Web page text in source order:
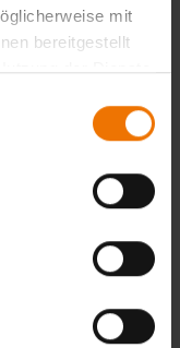
mit
bereitgestellt
der Dienste